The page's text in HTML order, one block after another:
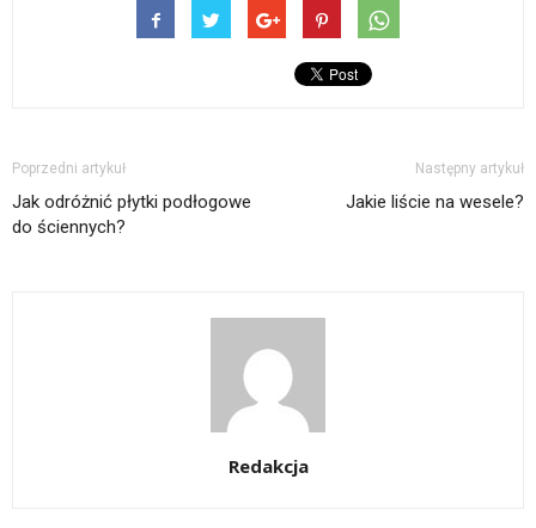
Poprzedni artykuł
Jak odróżnić płytki podłogowe
do ściennych?
Następny artykuł
Jakie liście na wesele?
Redakcja